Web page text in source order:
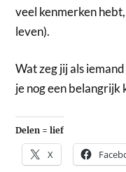
veel kenmerken
leven).
Wat zeg jij als
je nog een belangrijk
Delen = lief
X